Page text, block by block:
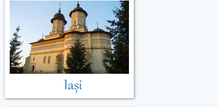
Malta
Muntenegru
Iași